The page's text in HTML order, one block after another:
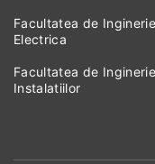
Facultatea de Inginerie
Electrica
Facultatea de
Instalatiilor